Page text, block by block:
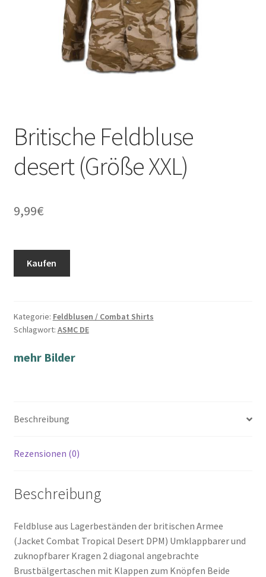
Britische Feldbluse
desert (Größe XXL)
9,99€
Kaufen
Kategorie: Feldblusen / Combat Shirts
Schlagwort: ASMC DE
mehr Bilder
Beschreibung
Rezensionen (0)
Beschreibung
Feldbluse aus Lagerbeständen der britischen Armee
(Jacket Combat Tropical Desert DPM) Umklappbarer und
zuknopfbarer Kragen 2 diagonal angebrachte
Brustbälgertaschen mit Klappen zum Knöpfen Beide